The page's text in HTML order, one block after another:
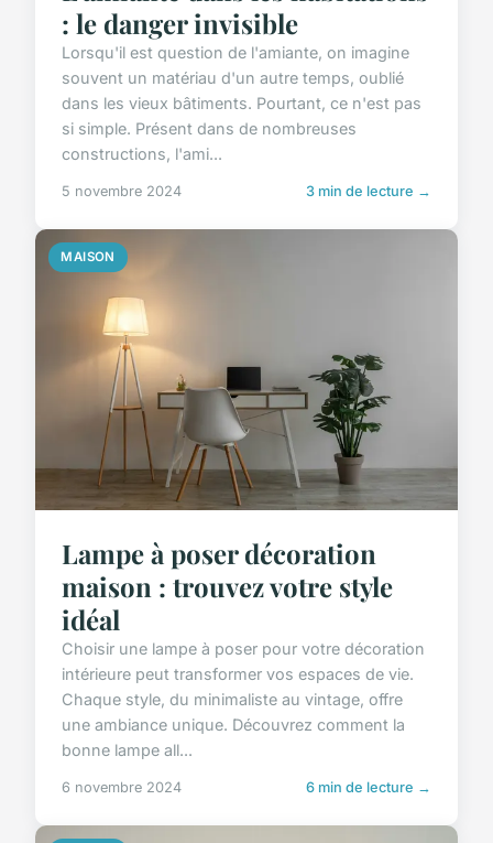
: le danger invisible
Lorsqu'il est question de l'amiante, on imagine
souvent un matériau d'un autre temps, oublié
dans les vieux bâtiments. Pourtant, ce n'est pas
si simple. Présent dans de nombreuses
constructions, l'ami...
5 novembre 2024 3 min de lecture →
MAISON
Lampe à poser décoration
maison : trouvez votre style
idéal
Choisir une lampe à poser pour votre décoration
intérieure peut transformer vos espaces de vie.
Chaque style, du minimaliste au vintage, offre
une ambiance unique. Découvrez comment la
bonne lampe all...
6 novembre 2024 6 min de lecture →